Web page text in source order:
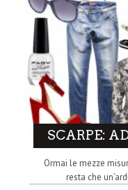
SCARPE:
Ormai le mezze
resta che